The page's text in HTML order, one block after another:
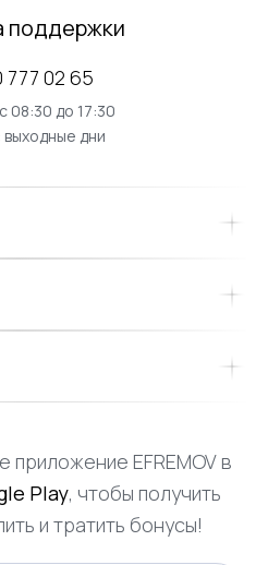
поддержки
777 02 65
08:30 до 17:30
дни
приложение EFREMOV в
Play, чтобы получить
и тратить бонусы!